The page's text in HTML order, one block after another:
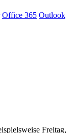
Office 365 Outlook
Freitag,